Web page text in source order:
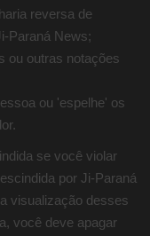
reversa de
Paraná News;
ou outras notações
ou 'espelhe' os
se você violar
por Ji-Paraná
visualização desses
você deve apagar